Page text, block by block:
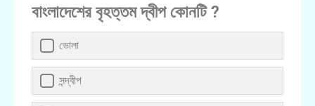
বাংলাদেশের বৃহত্তম দ্বীপ কোনটি ?
ভোলা
সন্দ্বীপ